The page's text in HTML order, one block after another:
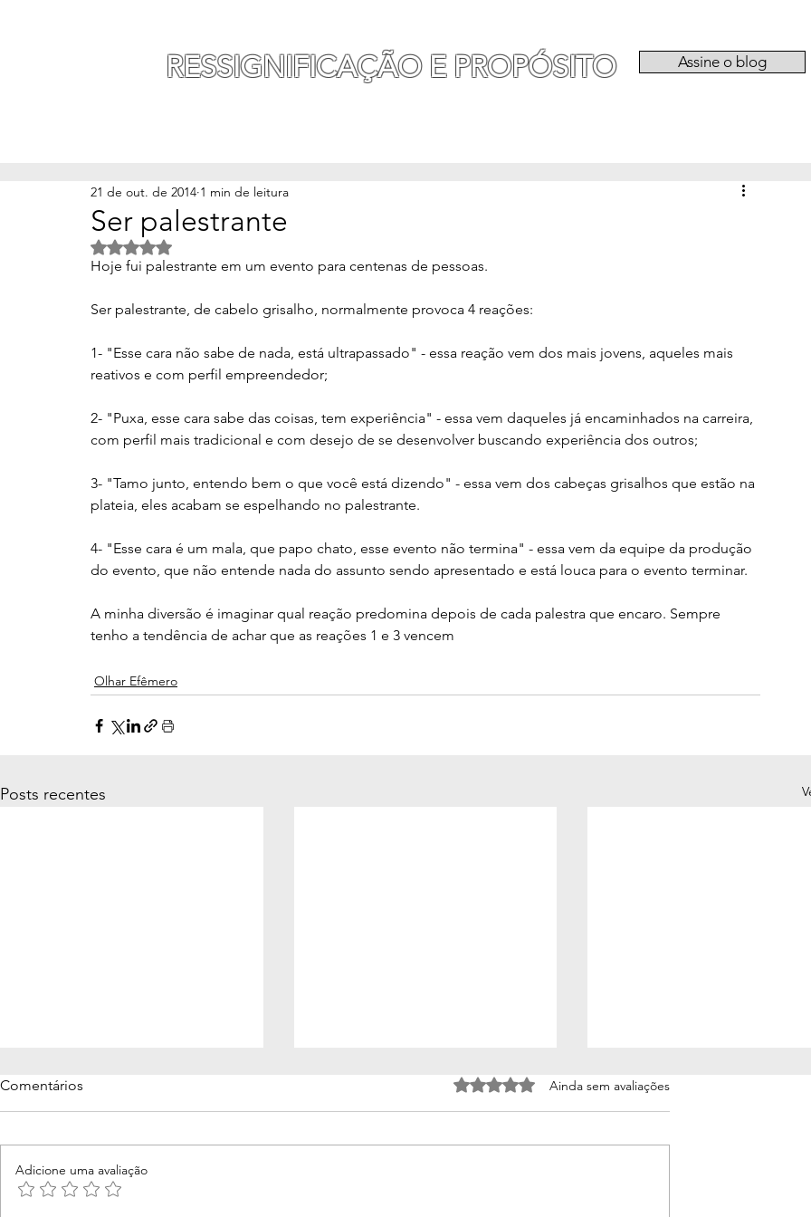
RESSIGNIFICAÇÃO E PROPÓSITO Assine o blog
Ser palestrante
21 de out. de 2014 1 min de leitura
Avaliado com NaN de 5 estrelas.
Hoje fui palestrante em um evento para centenas de pessoas.
Ser palestrante, de cabelo grisalho, normalmente provoca 4 reações:
1- "Esse cara não sabe de nada, está ultrapassado" - essa reação vem dos mais jovens, aqueles mais
reativos e com perfil empreendedor;
2- "Puxa, esse cara sabe das coisas, tem experiência" - essa vem daqueles já encaminhados na carreira,
com perfil mais tradicional e com desejo de se desenvolver buscando experiência dos outros;
3- "Tamo junto, entendo bem o que você está dizendo" - essa vem dos cabeças grisalhos que estão na
plateia, eles acabam se espelhando no palestrante.
4- "Esse cara é um mala, que papo chato, esse evento não termina" - essa vem da equipe da produção
do evento, que não entende nada do assunto sendo apresentado e está louca para o evento terminar.
A minha diversão é imaginar qual reação predomina depois de cada palestra que encaro. Sempre
tenho a tendência de achar que as reações 1 e 3 vencem
Olhar Efêmero
Posts recentes
Votos de casamento
Comentários Avaliado com 0 de 5 estrelas.
Ainda sem avaliações
Adicione uma avaliação